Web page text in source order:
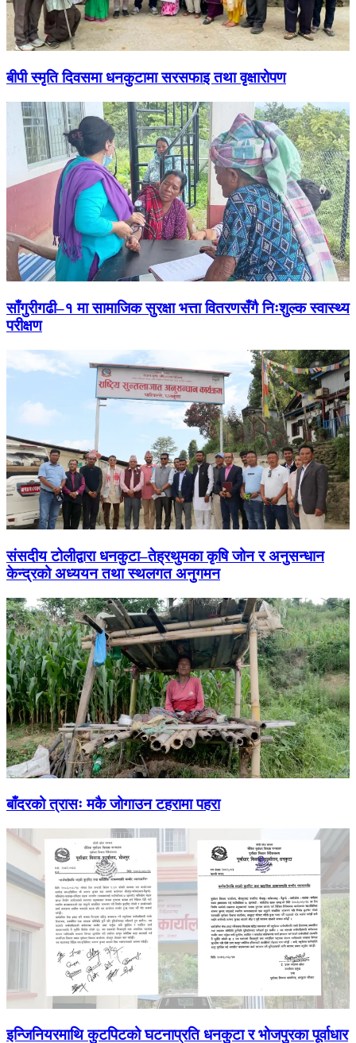
बीपी स्मृति दिवसमा धनकुटामा सरसफाइ तथा वृक्षारोपण
साँगुरीगढी–१ मा सामाजिक सुरक्षा भत्ता वितरणसँगै निःशुल्क स्वास्थ्य
परीक्षण
संसदीय टोलीद्वारा धनकुटा–तेह्रथुमका कृषि जोन र अनुसन्धान
केन्द्रको अध्ययन तथा स्थलगत अनुगमन
बाँदरको त्रासः मकै जोगाउन टहरामा पहरा
इन्जिनियरमाथि कुटपिटको घटनाप्रति धनकुटा र भोजपुरका पूर्वाधार